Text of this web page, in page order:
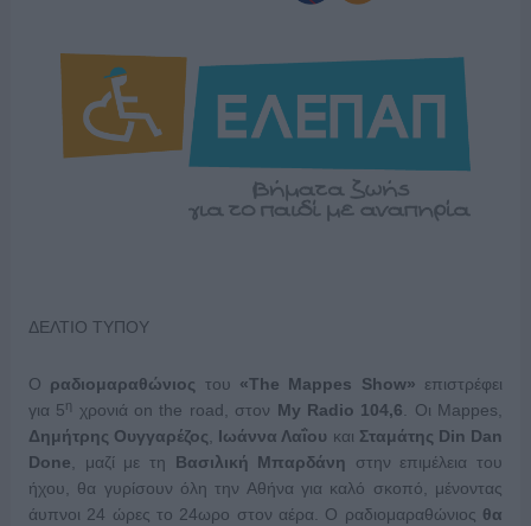
ΔΕΛΤΙΟ ΤΥΠΟΥ
Ο ραδιομαραθώνιος του «The Mappes Show» επιστρέφει
για 5η χρονιά on the road, στον My Radio 104,6 . Οι Mappes,
Δημήτρης Ουγγαρέζος
Ιωάννα Λαΐου και Σταμάτης Din Dan
Done , μαζί με τη Βασιλική Μπαρδάνη στην επιμέλεια του
ήχου, θα γυρίσουν όλη την Αθήνα για καλό σκοπό, μένοντας
άυπνοι 24 ώρες το 24ωρο στον αέρα. Ο ραδιομαραθώνιος θα